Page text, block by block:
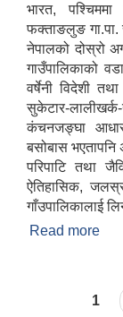
भारत,
फक्ताङलुङ गा.पा.
नेपालको दोस्रो
गाउँपालिकाको
वर्षेनी विदेशी
सुकेटार-
कंचनजङ्घा आधार
बसोबास भएतापनि
परिपाटि तथा
ऐतिहासिक,
गाँउपालिकालाई
Read more
Pages
1